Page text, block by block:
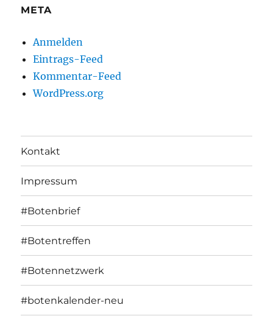
META
Anmelden
Eintrags-Feed
Kommentar-Feed
WordPress.org
Kontakt
Impressum
#Botenbrief
#Botentreffen
#Botennetzwerk
#botenkalender-neu